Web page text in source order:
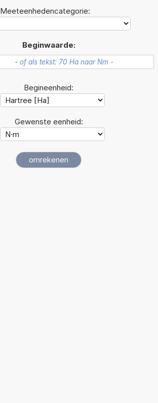
Meeteenhedencategorie:
Beginwaarde:
Begineenheid:
Gewenste eenheid: